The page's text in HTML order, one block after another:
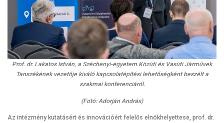
Prof. dr. Lakatos István, a Széchenyi-egyetem Közúti és Vasúti Járművek
Tanszékének vezetője kiváló kapcsolatépítési lehetőségként beszélt a
szakmai konferenciáról.
(Fotó: Adorján András)
Az intézmény kutatásért és innovációért felelős elnökhelyettese, prof. dr.